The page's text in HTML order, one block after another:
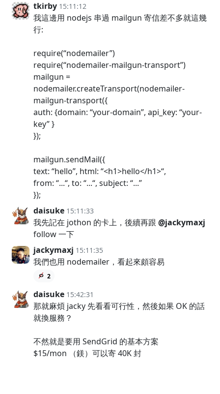
tkirby 15:11:12
我這邊用 nodejs 串過 mailgun 寄信差不多就這幾
行:
require(“nodemailer”)
require(“nodemailer-mailgun-transport”)
mailgun =
nodemailer.createTransport(nodemailer-
mailgun-transport({
auth: {domain: “your-domain”, api_key: “your-
key” }
});
mailgun.sendMail({
text: “hello”, html: “<h1>hello</h1>“,
from: “...“, to: “...“, subject: “...”
});
daisuke 15:11:33
我先記在 jothon 的卡上，後續再跟 @jackymaxj
follow 一下
jackymaxj 15:11:35
我們也用 nodemailer，看起來頗容易
2
daisuke 15:42:31
那就麻煩 jacky 先看看可行性，然後如果 OK 的話
就換服務？
不然就是要用 SendGrid 的基本方案
$15/mon （鎂）可以寄 40K 封